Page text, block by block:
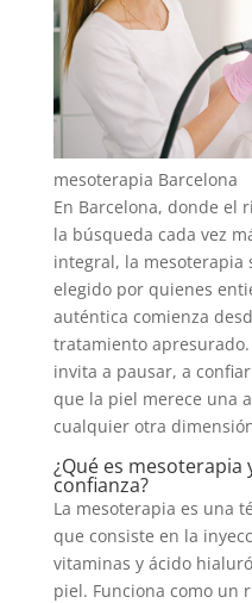
mesoterapia Barcelona
En Barcelona, donde el
la búsqueda cada vez
integral, la
elegido por quienes
auténtica comienza
tratamiento
invita a pausar, a
que la piel merece una
cualquier otra
¿Qué es
confianza?
La mesoterapia es una
que consiste en la
vitaminas y ácido
piel. Funciona como un